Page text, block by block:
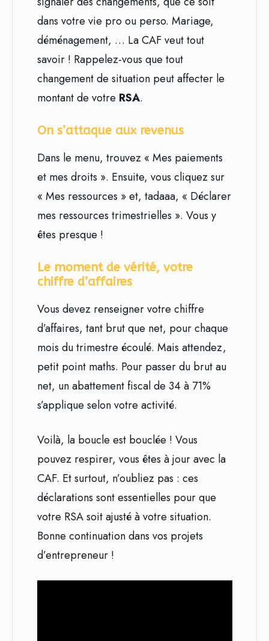
dans votre vie pro ou perso. Mariage,
déménagement, … La CAF veut tout
savoir ! Rappelez-vous que tout
changement de situation peut affecter le
montant de votre RSA.
On s’attaque aux revenus
Dans le menu, trouvez « Mes paiements
et mes droits ». Ensuite, vous cliquez sur
« Mes ressources » et, tadaaa, « Déclarer
mes ressources trimestrielles ». Vous y
êtes presque !
Le moment de vérité, votre
chiffre d’affaires
Vous devez renseigner votre chiffre
d’affaires, tant brut que net, pour chaque
mois du trimestre écoulé. Mais attendez,
petit point maths. Pour passer du brut au
net, un abattement fiscal de 34 à 71%
s’applique selon votre activité.
Voilà, la boucle est bouclée ! Vous
pouvez respirer, vous êtes à jour avec la
CAF. Et surtout, n’oubliez pas : ces
déclarations sont essentielles pour que
votre RSA soit ajusté à votre situation.
Bonne continuation dans vos projets
d’entrepreneur !